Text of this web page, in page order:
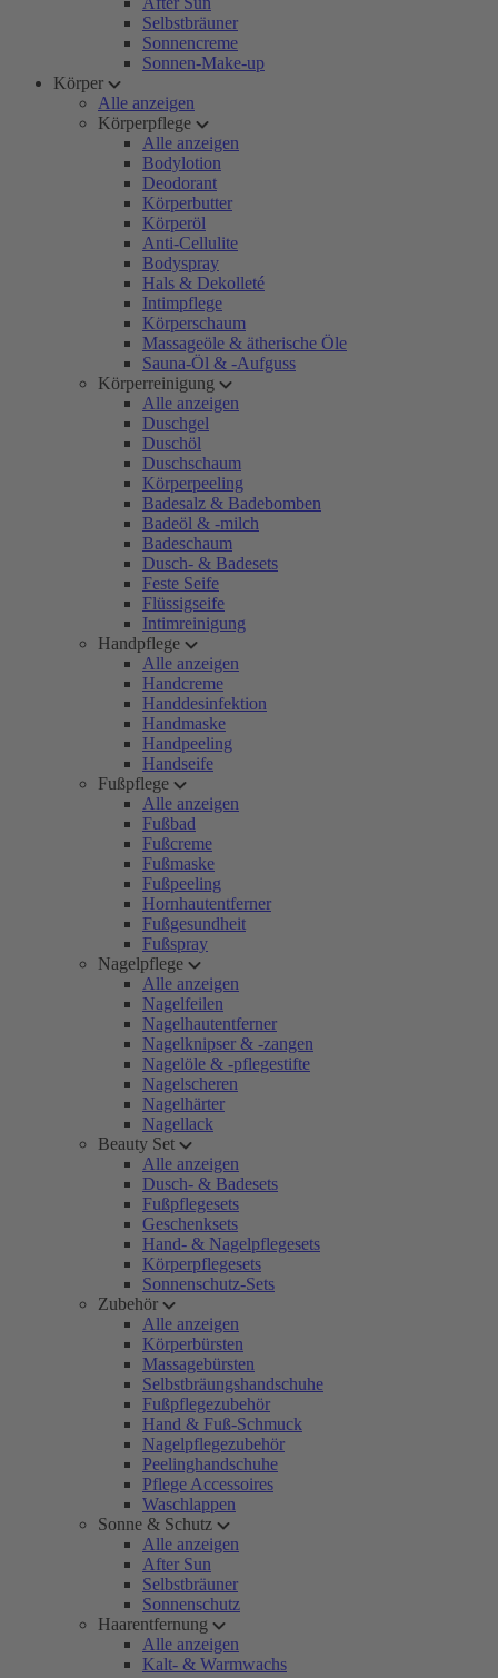
Selbstbräuner
Sonnencreme
Sonnen-Make-up
Körper
Alle anzeigen
Körperpflege
Alle anzeigen
Bodylotion
Deodorant
Körperbutter
Körperöl
Anti-Cellulite
Bodyspray
Hals & Dekolleté
Intimpflege
Körperschaum
Massageöle & ätherische Öle
Sauna-Öl & -Aufguss
Körperreinigung
Alle anzeigen
Duschgel
Duschöl
Duschschaum
Körperpeeling
Badesalz & Badebomben
Badeöl & -milch
Badeschaum
Dusch- & Badesets
Feste Seife
Flüssigseife
Intimreinigung
Handpflege
Alle anzeigen
Handcreme
Handdesinfektion
Handmaske
Handpeeling
Handseife
Fußpflege
Alle anzeigen
Fußbad
Fußcreme
Fußmaske
Fußpeeling
Hornhautentferner
Fußgesundheit
Fußspray
Nagelpflege
Alle anzeigen
Nagelfeilen
Nagelhautentferner
Nagelknipser & -zangen
Nagelöle & -pflegestifte
Nagelscheren
Nagelhärter
Nagellack
Beauty Set
Alle anzeigen
Dusch- & Badesets
Fußpflegesets
Geschenksets
Hand- & Nagelpflegesets
Körperpflegesets
Sonnenschutz-Sets
Zubehör
Alle anzeigen
Körperbürsten
Massagebürsten
Selbstbräungshandschuhe
Fußpflegezubehör
Hand & Fuß-Schmuck
Nagelpflegezubehör
Peelinghandschuhe
Pflege Accessoires
Waschlappen
Sonne & Schutz
Alle anzeigen
After Sun
Selbstbräuner
Sonnenschutz
Haarentfernung
Alle anzeigen
Kalt- & Warmwachs